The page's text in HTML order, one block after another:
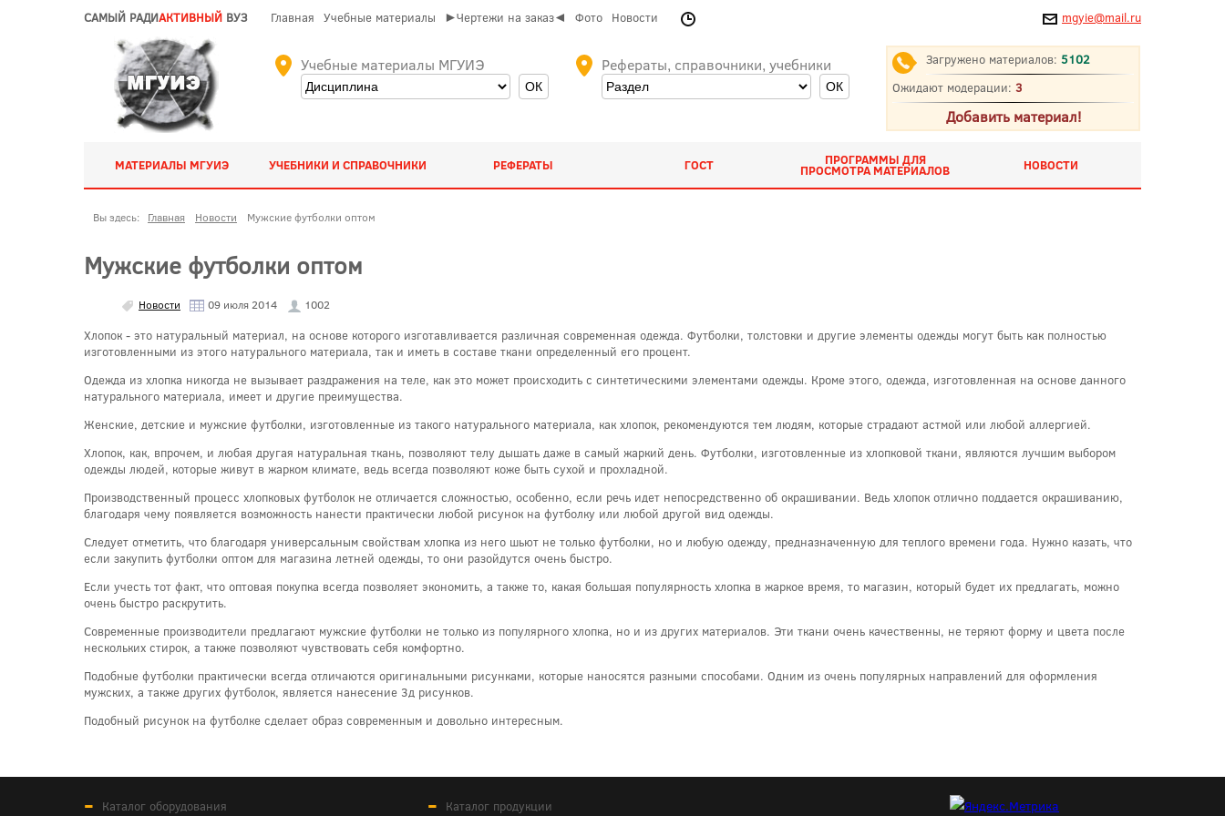
САМЫЙ РАДИАКТИВНЫЙ ВУЗ Главная Учебные материалы ►Чертежи на заказ◄ Фото Новости mgyie@mail.ru
Учебные материалы МГУИЭ Рефераты, справочники, учебники Загружено материалов: 5102
Ожидают модерации: 3
Добавить материал!
МАТЕРИАЛЫ МГУИЭ УЧЕБНИКИ И СПРАВОЧНИКИ РЕФЕРАТЫ ГОСТ ПРОГРАММЫ ДЛЯ
ПРОСМОТРА МАТЕРИАЛОВ НОВОСТИ
Вы здесь: Главная Новости Мужские футболки оптом
Мужские футболки оптом
Новости 09 июля 2014 1002
Хлопок - это натуральный материал, на основе которого изготавливается различная современная одежда. Футболки, толстовки и другие элементы одежды могут быть как полностью
изготовленными из этого натурального материала, так и иметь в составе ткани определенный его процент.
Одежда из хлопка никогда не вызывает раздражения на теле, как это может происходить с синтетическими элементами одежды. Кроме этого, одежда, изготовленная на основе данного
натурального материала, имеет и другие преимущества.
Женские, детские и мужские футболки, изготовленные из такого натурального материала, как хлопок, рекомендуются тем людям, которые страдают астмой или любой аллергией.
Хлопок, как, впрочем, и любая другая натуральная ткань, позволяют телу дышать даже в самый жаркий день. Футболки, изготовленные из хлопковой ткани, являются лучшим выбором
одежды людей, которые живут в жарком климате, ведь всегда позволяют коже быть сухой и прохладной.
Производственный процесс хлопковых футболок не отличается сложностью, особенно, если речь идет непосредственно об окрашивании. Ведь хлопок отлично поддается окрашиванию,
благодаря чему появляется возможность нанести практически любой рисунок на футболку или любой другой вид одежды.
Следует отметить, что благодаря универсальным свойствам хлопка из него шьют не только футболки, но и любую одежду, предназначенную для теплого времени года. Нужно казать, что
если закупить футболки оптом для магазина летней одежды, то они разойдутся очень быстро.
Если учесть тот факт, что оптовая покупка всегда позволяет экономить, а также то, какая большая популярность хлопка в жаркое время, то магазин, который будет их предлагать, можно
очень быстро раскрутить.
Современные производители предлагают мужские футболки не только из популярного хлопка, но и из других материалов. Эти ткани очень качественны, не теряют форму и цвета после
нескольких стирок, а также позволяют чувствовать себя комфортно.
Подобные футболки практически всегда отличаются оригинальными рисунками, которые наносятся разными способами. Одним из очень популярных направлений для оформления
мужских, а также других футболок, является нанесение 3д рисунков.
Подобный рисунок на футболке сделает образ современным и довольно интересным.
Каталог оборудования Каталог продукции